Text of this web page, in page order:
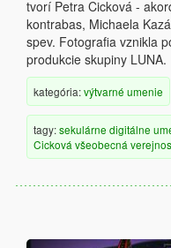
tvorí Petra Cicková -
kontrabas, Michaela
spev. Fotografia vznikla
produkcie skupiny LUNA.
kategória:výtvarné umenie
tagy:sekulárne digitálne
Cicková všeobecná